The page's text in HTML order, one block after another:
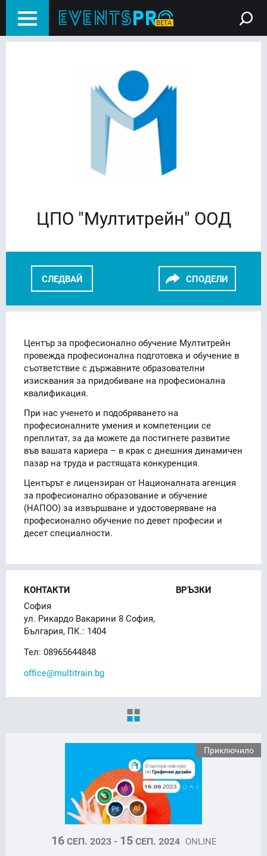
ЦПО "Мултитрейн" ООД
СЛЕДВАЙ СПОДЕЛИ
Център за професионално обучение Мултитрейн
провежда професионална подготовка и обучение в
съответствие с държавните образователни
изисквания за придобиване на професионална
квалификация.
При нас ученето и подобряването на
професионалните умения и компетенции се
преплитат, за да можете да постигнете развитие
във вашата кариера – в крак с днешния динамичен
пазар на труда и растящата конкуренция.
Центърът е лицензиран от Националната агенция
за професионално образование и обучение
(НАПОО) за извършване и удостоверяване на
професионално обучение по девет професии и
десет специалности.
КОНТАКТИ
София
ул. Рикардо Вакарини 8 София,
България, ПК.: 1404
Тел: 08965644848
office@multitrain.bg
ВРЪЗКИ
Приключило
16СЕП. 2023 - 15СЕП. 2024 ONLINE